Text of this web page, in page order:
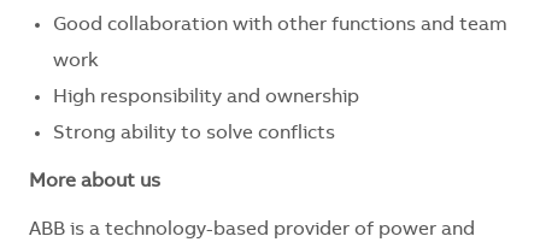
Good collaboration with other functions and team
work
High responsibility and ownership
Strong ability to solve conflicts
More about us
ABB is a technology-based provider of power and